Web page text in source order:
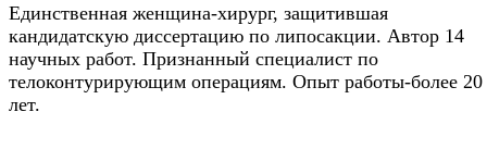
Единственная женщина-хирург, защитившая
кандидатскую диссертацию по липосакции. Автор 14
научных работ. Признанный специалист по
телоконтурирующим операциям. Опыт работы-более 20
лет.